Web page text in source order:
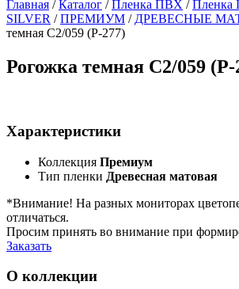
Главная /Каталог /Пленка ПВХ /
SILVER /ПРЕМИУМ / ДРЕВЕСНЫЕ
темная С2/059 (P-277)
Рогожка темная С2/059 (P-
Характеристики
Коллекция Премиум
Тип пленки Древесная матовая
*Внимание! На разных мониторах
отличаться.
Просим принять во внимание при
Заказать
О коллекции